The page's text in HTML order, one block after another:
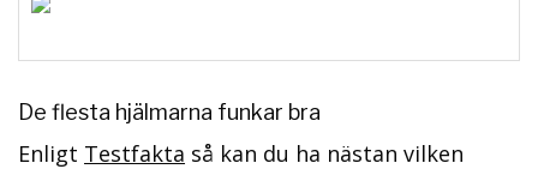
De flesta hjälmarna funkar bra
Enligt Testfakta så kan du ha nästan vilken